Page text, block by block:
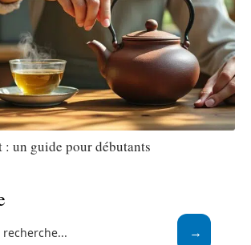
un guide pour débutants